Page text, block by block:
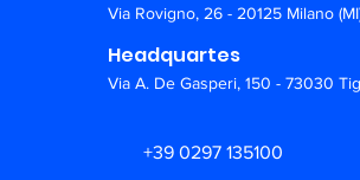
Via Rovigno, 26 - 20125 Milano
Headquartes
Via A. De Gasperi, 150 - 73030
+39 0297 135100